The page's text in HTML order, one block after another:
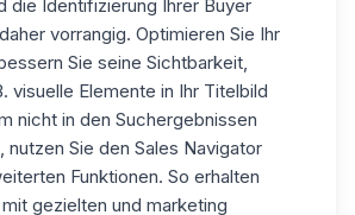
die Identifizierung Ihrer Buyer
vorrangig. Optimieren Sie Ihr
Sie seine Sichtbarkeit,
visuelle Elemente in Ihr Titelbild
nicht in den Suchergebnissen
nutzen Sie den Sales Navigator
Funktionen. So erhalten
gezielten und marketing